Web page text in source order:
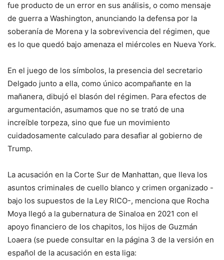
fue producto de un error en sus análisis, o como mensaje
de guerra a Washington, anunciando la defensa por la
soberanía de Morena y la sobrevivencia del régimen, que
es lo que quedó bajo amenaza el miércoles en Nueva York.
En el juego de los símbolos, la presencia del secretario
Delgado junto a ella, como único acompañante en la
mañanera, dibujó el blasón del régimen. Para efectos de
argumentación, asumamos que no se trató de una
increíble torpeza, sino que fue un movimiento
cuidadosamente calculado para desafiar al gobierno de
Trump.
La acusación en la Corte Sur de Manhattan, que lleva los
asuntos criminales de cuello blanco y crimen organizado -
bajo los supuestos de la Ley RICO-, menciona que Rocha
Moya llegó a la gubernatura de Sinaloa en 2021 con el
apoyo financiero de los chapitos, los hijos de Guzmán
Loaera (se puede consultar en la página 3 de la versión en
español de la acusación en esta liga: